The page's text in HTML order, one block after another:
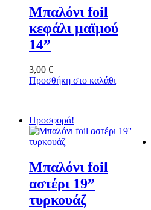
Μπαλόνι foil
κεφάλι μαϊμού
14”
3,00 €
Προσθήκη στο καλάθι
Προσφορά!
Μπαλόνι foil
αστέρι 19”
τυρκουάζ